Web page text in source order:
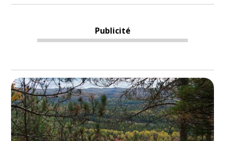
Publicité